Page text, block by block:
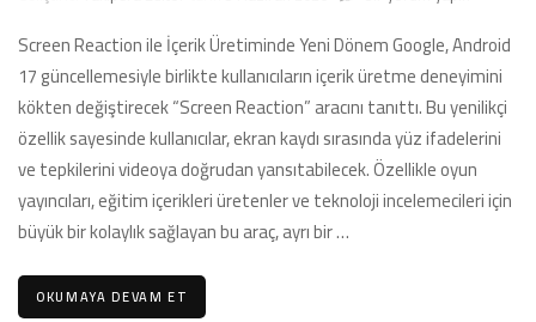
ile
Ekran
Kaydında
Gerçek
Zamanlı
Yüz
Tepkileri
Dönemi
Screen Reaction ile İçerik Üretiminde Yeni Dönem Google, Android
17 güncellemesiyle birlikte kullanıcıların içerik üretme deneyimini
kökten değiştirecek “Screen Reaction” aracını tanıttı. Bu yenilikçi
özellik sayesinde kullanıcılar, ekran kaydı sırasında yüz ifadelerini
ve tepkilerini videoya doğrudan yansıtabilecek. Özellikle oyun
yayıncıları, eğitim içerikleri üretenler ve teknoloji incelemecileri için
büyük bir kolaylık sağlayan bu araç, ayrı bir …
OKUMAYA DEVAM ET